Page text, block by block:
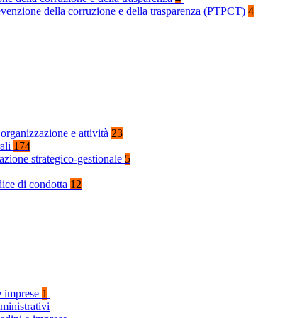
della corruzione e della trasparenza (PTPCT) 4
e attività 23
174
strategico-gestionale 5
di condotta 12
1